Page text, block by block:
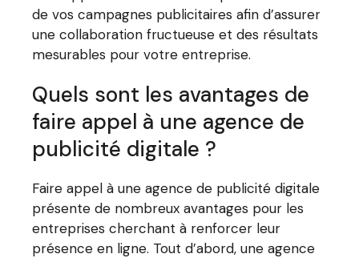
de vos campagnes publicitaires afin d’assurer
une collaboration fructueuse et des résultats
mesurables pour votre entreprise.
Quels sont les avantages de
faire appel à une agence de
publicité digitale ?
Faire appel à une agence de publicité digitale
présente de nombreux avantages pour les
entreprises cherchant à renforcer leur
présence en ligne. Tout d’abord, une agence